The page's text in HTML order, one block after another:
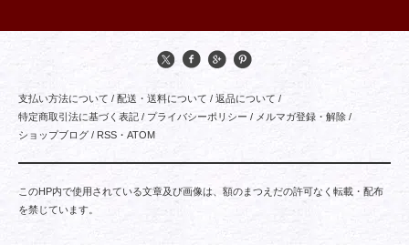
支払い方法について / 配送・送料について / 返品について /
特定商取引法に基づく表記 / プライバシーポリシー / メルマガ登録・解除 /
ショップブログ / RSS ・ ATOM
このHP内で使用されている文章及び画像は、額のまつえだの許可なく転載・配布
を禁じています。